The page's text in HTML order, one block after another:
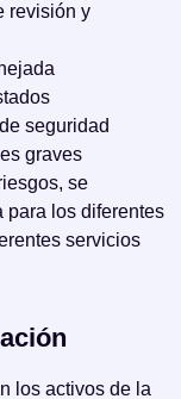
revisión y
seguridad
graves
se
para los diferentes
servicios
los activos de la